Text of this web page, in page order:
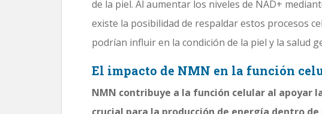
de la piel. Al aumentar los niveles de NAD+
existe la posibilidad de respaldar estos procesos
podrían influir en la condición de la piel y la salud
El impacto de NMN en la función
NMN contribuye a la función celular al apoyar